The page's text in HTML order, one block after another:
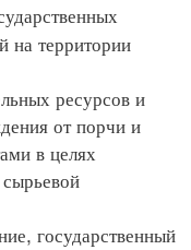
на территории
ресурсов и
от порчи и
в целях
государственный